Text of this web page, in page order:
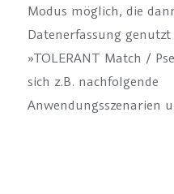
Modus möglich, die
Datenerfassung
»TOLERANT Match /
sich z.B. nachfolgende
Anwendungsszenarien